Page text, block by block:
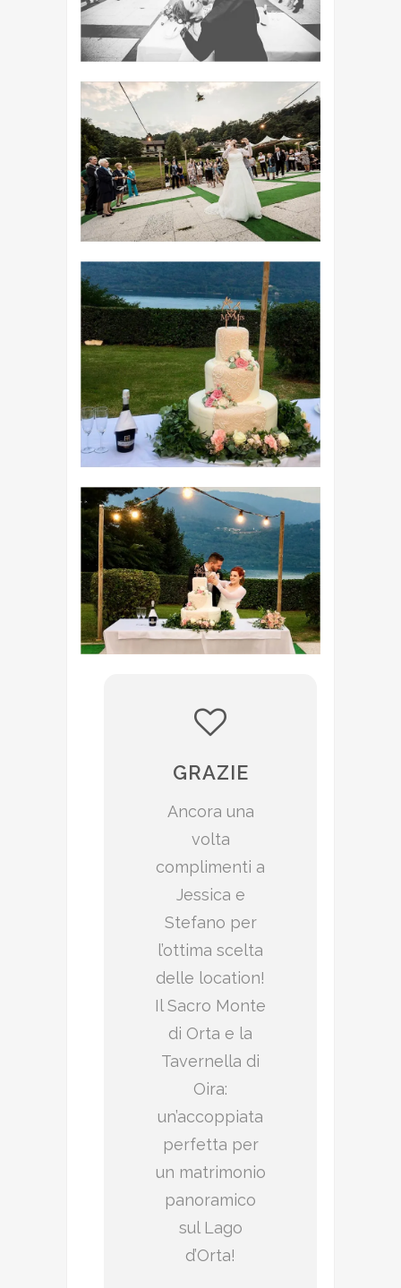
GRAZIE
Ancora una
volta
complimenti a
Jessica e
Stefano per
l’ottima scelta
delle location!
Il Sacro Monte
di Orta e la
Tavernella di
Oira:
un’accoppiata
perfetta per
un matrimonio
panoramico
sul Lago
d’Orta!